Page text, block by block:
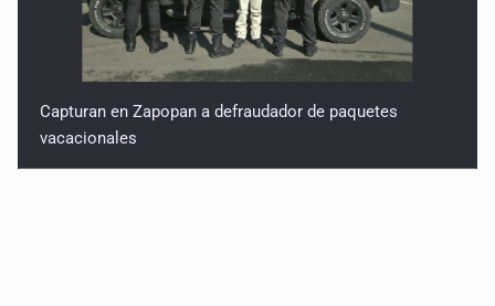
Capturan en Zapopan a defraudador de paquetes
vacacionales